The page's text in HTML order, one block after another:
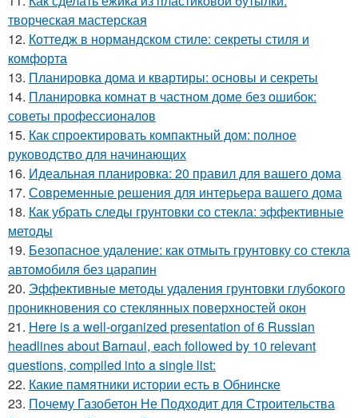
творческая мастерская
12. Коттедж в нормандском стиле: секреты стиля и
комфорта
13. Планировка дома и квартиры: основы и секреты
14. Планировка комнат в частном доме без ошибок:
советы профессионалов
15. Как спроектировать компактный дом: полное
руководство для начинающих
16. Идеальная планировка: 20 правил для вашего дома
17. Современные решения для интерьера вашего дома
18. Как убрать следы грунтовки со стекла: эффективные
методы
19. Безопасное удаление: как отмыть грунтовку со стекла
автомобиля без царапин
20. Эффективные методы удаления грунтовки глубокого
проникновения со стеклянных поверхностей окон
21. Here is a well-organized presentation of 6 Russian
headlines about Barnaul, each followed by 10 relevant
questions, compiled into a single list:
22. Какие памятники истории есть в Обнинске
23. Почему Газобетон Не Подходит для Строительства